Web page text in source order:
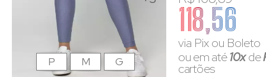
118,56
via Pix ou Boleto
ou em até10xde
cartões
P M G